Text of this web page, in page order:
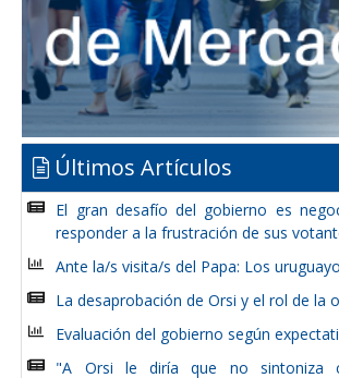
Últimos Artículos
El gran desafío del gobierno es
responder a la frustración de sus
Ante la/s visita/s del Papa: Los
La desaprobación de Orsi y el rol de la
Evaluación del gobierno según
"A Orsi le diría que no sintoniza